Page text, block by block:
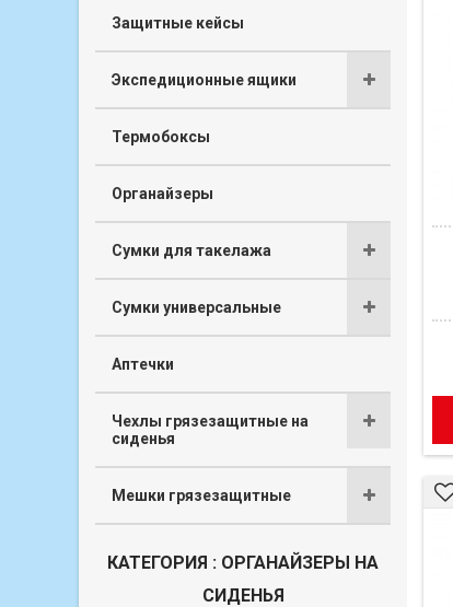
Защитные кейсы
Экспедиционные ящики
Термобоксы
Органайзеры
Сумки для такелажа
Сумки универсальные
Аптечки
Чехлы грязезащитные на
сиденья
Мешки грязезащитные
КАТЕГОРИЯ : ОРГАНАЙЗЕРЫ НА
СИДЕНЬЯ